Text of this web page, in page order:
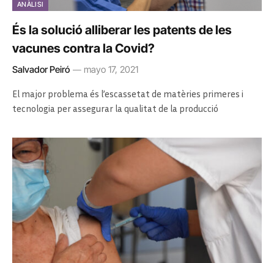
ANÀLISI
És la solució alliberar les patents de les
vacunes contra la Covid?
Salvador Peiró mayo 17, 2021
El major problema és l’escassetat de matèries primeres i
tecnologia per assegurar la qualitat de la producció